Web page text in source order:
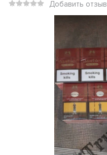
Добавить отзыв